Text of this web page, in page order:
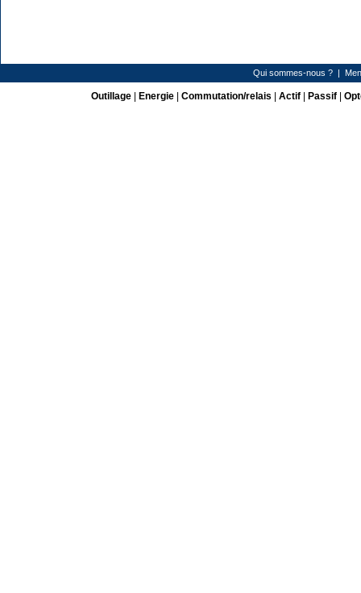
Qui sommes-nous ? |
Outillage| Energie| Commutation/relais Actif| Passif|